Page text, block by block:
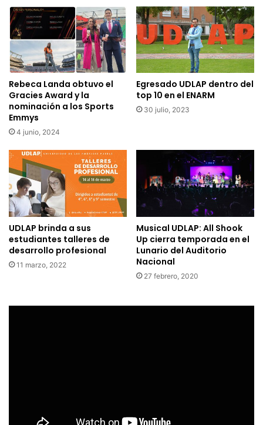
Rebeca Landa obtuvo el
Gracies Award y la
nominación a los Sports
Emmys
4 junio, 2024
Egresado UDLAP dentro del
top 10 en el ENARM
30 julio, 2023
UDLAP brinda a sus
estudiantes talleres de
desarrollo profesional
11 marzo, 2022
Musical UDLAP: All Shook
Up cierra temporada en el
Lunario del Auditorio
Nacional
27 febrero, 2020